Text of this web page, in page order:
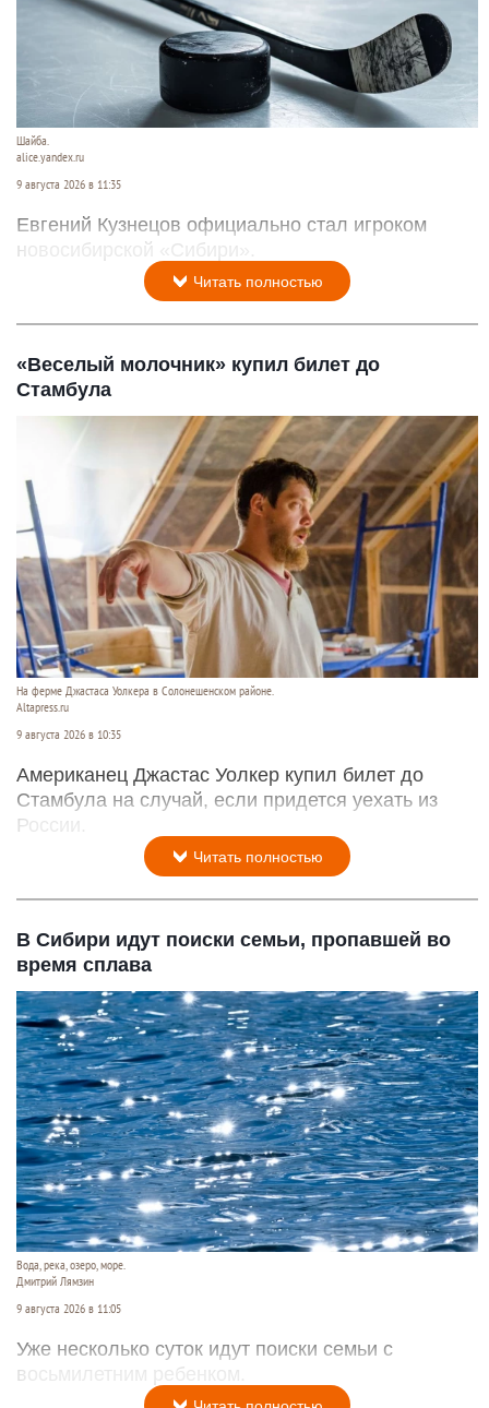
Шайба.
alice.yandex.ru
9 августа 2026 в 11:35
Евгений Кузнецов официально стал игроком
новосибирской «Сибири».
Читать полностью
«Веселый молочник» купил билет до
Стамбула
На ферме Джастаса Уолкера в Солонешенском районе.
Altapress.ru
9 августа 2026 в 10:35
Американец Джастас Уолкер купил билет до
Стамбула на случай, если придется уехать из
России.
Читать полностью
В Сибири идут поиски семьи, пропавшей во
время сплава
Вода, река, озеро, море.
Дмитрий Лямзин
9 августа 2026 в 11:05
Уже несколько суток идут поиски семьи с
восьмилетним ребенком.